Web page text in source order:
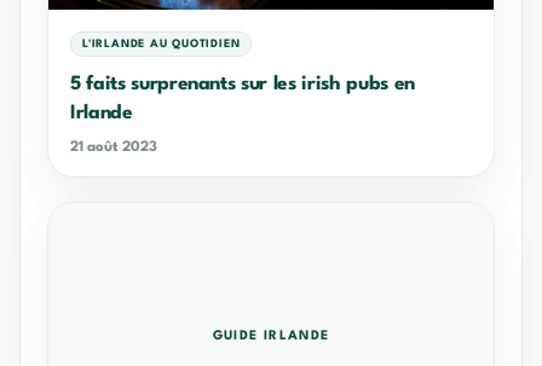
L'IRLANDE AU QUOTIDIEN
5 faits surprenants sur les irish pubs en
Irlande
21 août 2023
GUIDE IRLANDE